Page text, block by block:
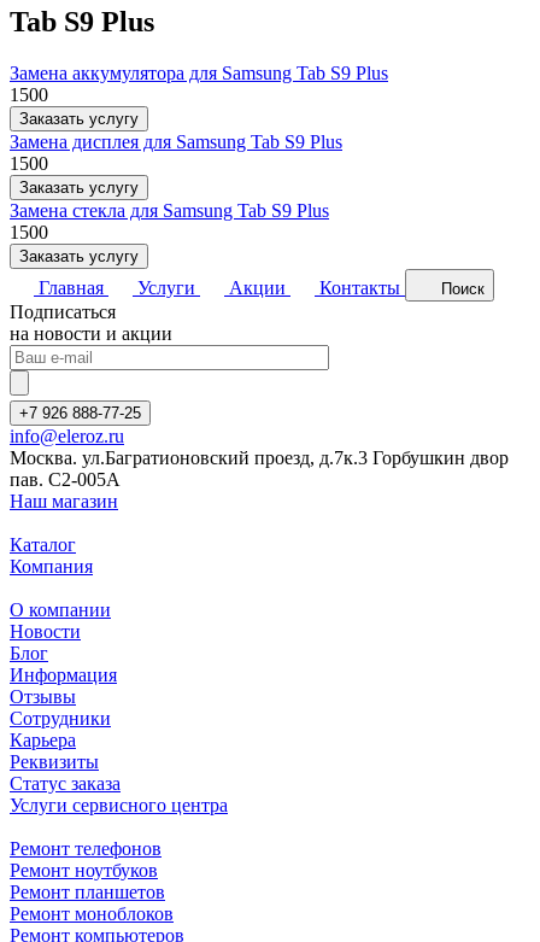
Tab S9 Plus
Замена аккумулятора для Samsung Tab S9 Plus
1500
Заказать услугу
Замена дисплея для Samsung Tab S9 Plus
1500
Заказать услугу
Замена стекла для Samsung Tab S9 Plus
1500
Заказать услугу
Главная Услуги Акции Контакты Поиск
Подписаться
на новости и акции
+7 926 888-77-25
info@eleroz.ru
Москва. ул.Багратионовский проезд, д.7к.3 Горбушкин двор
пав. C2-005A
Наш магазин
Каталог
Компания
О компании
Новости
Блог
Информация
Отзывы
Сотрудники
Карьера
Реквизиты
Статус заказа
Услуги сервисного центра
Ремонт телефонов
Ремонт ноутбуков
Ремонт планшетов
Ремонт моноблоков
Ремонт компьютеров